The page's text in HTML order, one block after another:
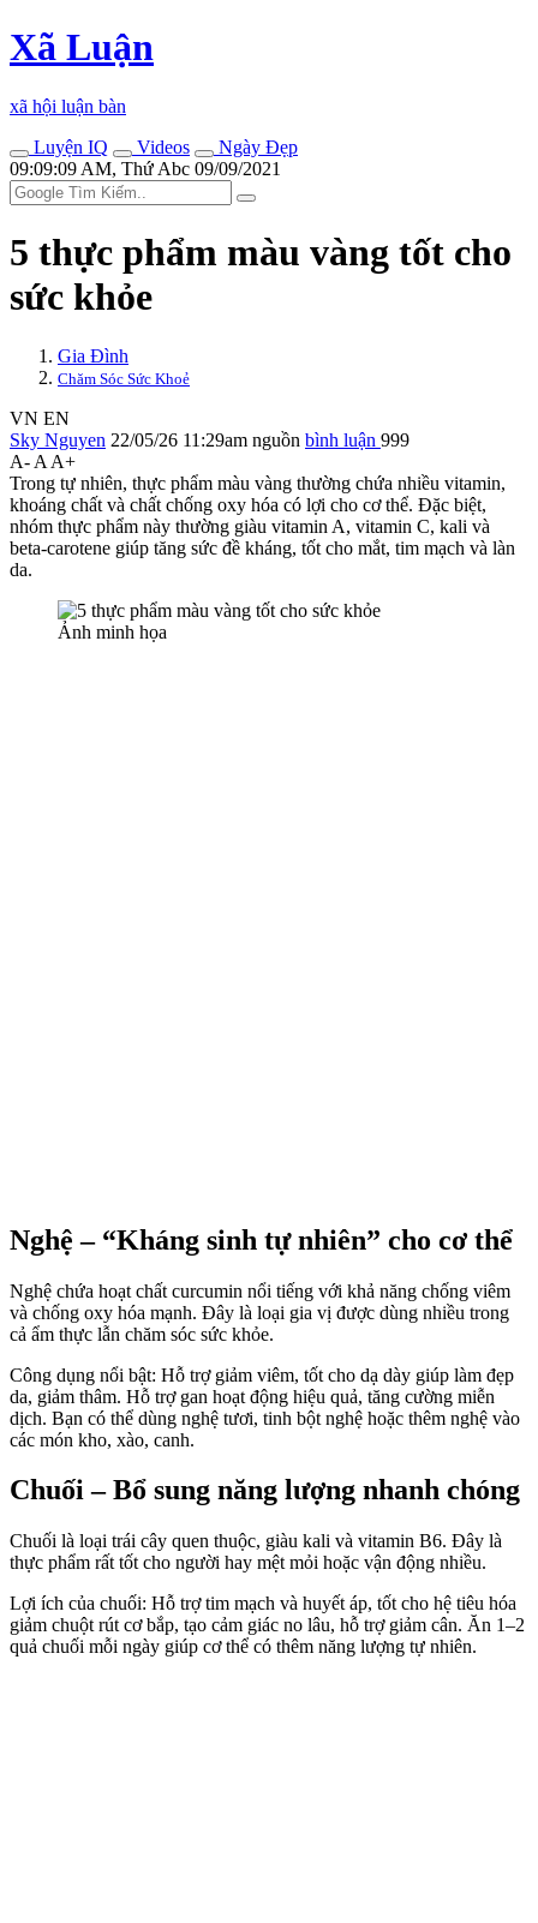
Xã Luận
xã hội luận bàn
Luyện IQ
Videos
Ngày Đẹp
09:09:09 AM, Thứ Abc 09/09/2021
5 thực phẩm màu vàng tốt cho
sức khỏe
Gia Đình
Chăm Sóc Sức Khoẻ
VN EN
Sky Nguyen 22/05/26 11:29am nguồn bình luận 999
A- A A+
Trong tự nhiên, thực phẩm màu vàng thường chứa nhiều vitamin,
khoáng chất và chất chống oxy hóa có lợi cho c‌ơ th‌ể. Đặc biệt,
nhóm thực phẩm này thường giàu vitamin A, vitamin C, kali và
beta-carotene giúp tăng sức đề kháng, tốt cho mắt, tim mạch và làn
da.
Ảnh minh họa
Nghệ – “Kháng sinh tự nhiên” cho c‌ơ th‌ể
Nghệ chứa hoạt chất curcumin nổi tiếng với khả năng chống viêm
và chống oxy hóa mạnh. Đây là loại gia vị được dùng nhiều trong
cả ẩm thực lẫn chăm sóc sức khỏe.
Công dụng nổi bật: Hỗ trợ giảm viêm, tốt cho dạ dày giúp làm đẹp
da, giảm thâm. Hỗ trợ gan hoạt động hiệu quả, tăng cường miễn
dịch. Bạn có thể dùng nghệ tươi, tinh bột nghệ hoặc thêm nghệ vào
các món kho, xào, canh.
Chuối – Bổ sung năng lượng nhanh chóng
Chuối là loại trái cây quen thuộc, giàu kali và vitamin B6. Đây là
thực phẩm rất tốt cho người hay mệt mỏi hoặc vận động nhiều.
Lợi ích của chuối: Hỗ trợ tim mạch và huyết áp, tốt cho hệ tiêu hóa
giảm chuột rút cơ bắp, tạo cảm giác no lâu, hỗ trợ giảm cân. Ăn 1–2
quả chuối mỗi ngày giúp c‌ơ th‌ể có thêm năng lượng tự nhiên.